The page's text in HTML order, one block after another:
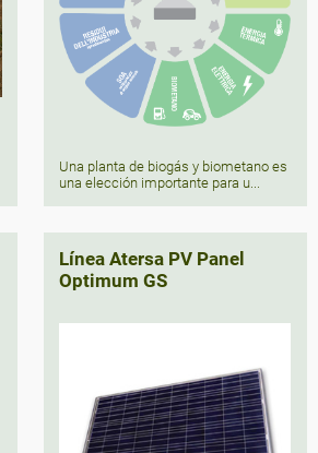
Una planta de biogás y biometano es
una elección importante para u...
Línea Atersa PV Panel
Optimum GS